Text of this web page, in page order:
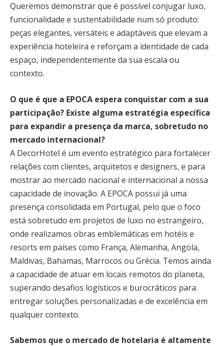
Queremos demonstrar que é possível conjugar luxo,
funcionalidade e sustentabilidade num só produto:
peças elegantes, versáteis e adaptáveis que elevam a
experiência hoteleira e reforçam a identidade de cada
espaço, independentemente da sua escala ou
contexto.
O que é que a EPOCA espera conquistar com a sua
participação? Existe alguma estratégia específica
para expandir a presença da marca, sobretudo no
mercado internacional?
A DecorHotel é um evento estratégico para fortalecer
relações com clientes, arquitetos e designers, e para
mostrar ao mercado nacional e internacional a nossa
capacidade de inovação. A EPOCA possui já uma
presença consolidada em Portugal, pelo que o foco
está sobretudo em projetos de luxo no estrangeiro,
onde realizamos obras emblemáticas em hotéis e
resorts em países como França, Alemanha, Angola,
Maldivas, Bahamas, Marrocos ou Grécia. Temos ainda
a capacidade de atuar em locais remotos do planeta,
superando desafios logísticos e burocráticos para
entregar soluções personalizadas e de excelência em
qualquer contexto.
Sabemos que o mercado de hotelaria é altamente